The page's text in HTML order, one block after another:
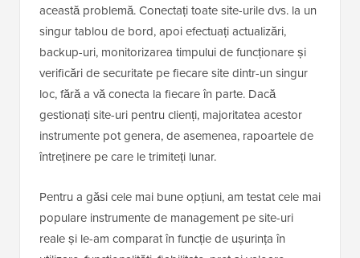
această problemă. Conectați toate site-urile dvs. la un
singur tablou de bord, apoi efectuați actualizări,
backup-uri, monitorizarea timpului de funcționare și
verificări de securitate pe fiecare site dintr-un singur
loc, fără a vă conecta la fiecare în parte. Dacă
gestionați site-uri pentru clienți, majoritatea acestor
instrumente pot genera, de asemenea, rapoartele de
întreținere pe care le trimiteți lunar.
Pentru a găsi cele mai bune opțiuni, am testat cele mai
populare instrumente de management pe site-uri
reale și le-am comparat în funcție de ușurința în